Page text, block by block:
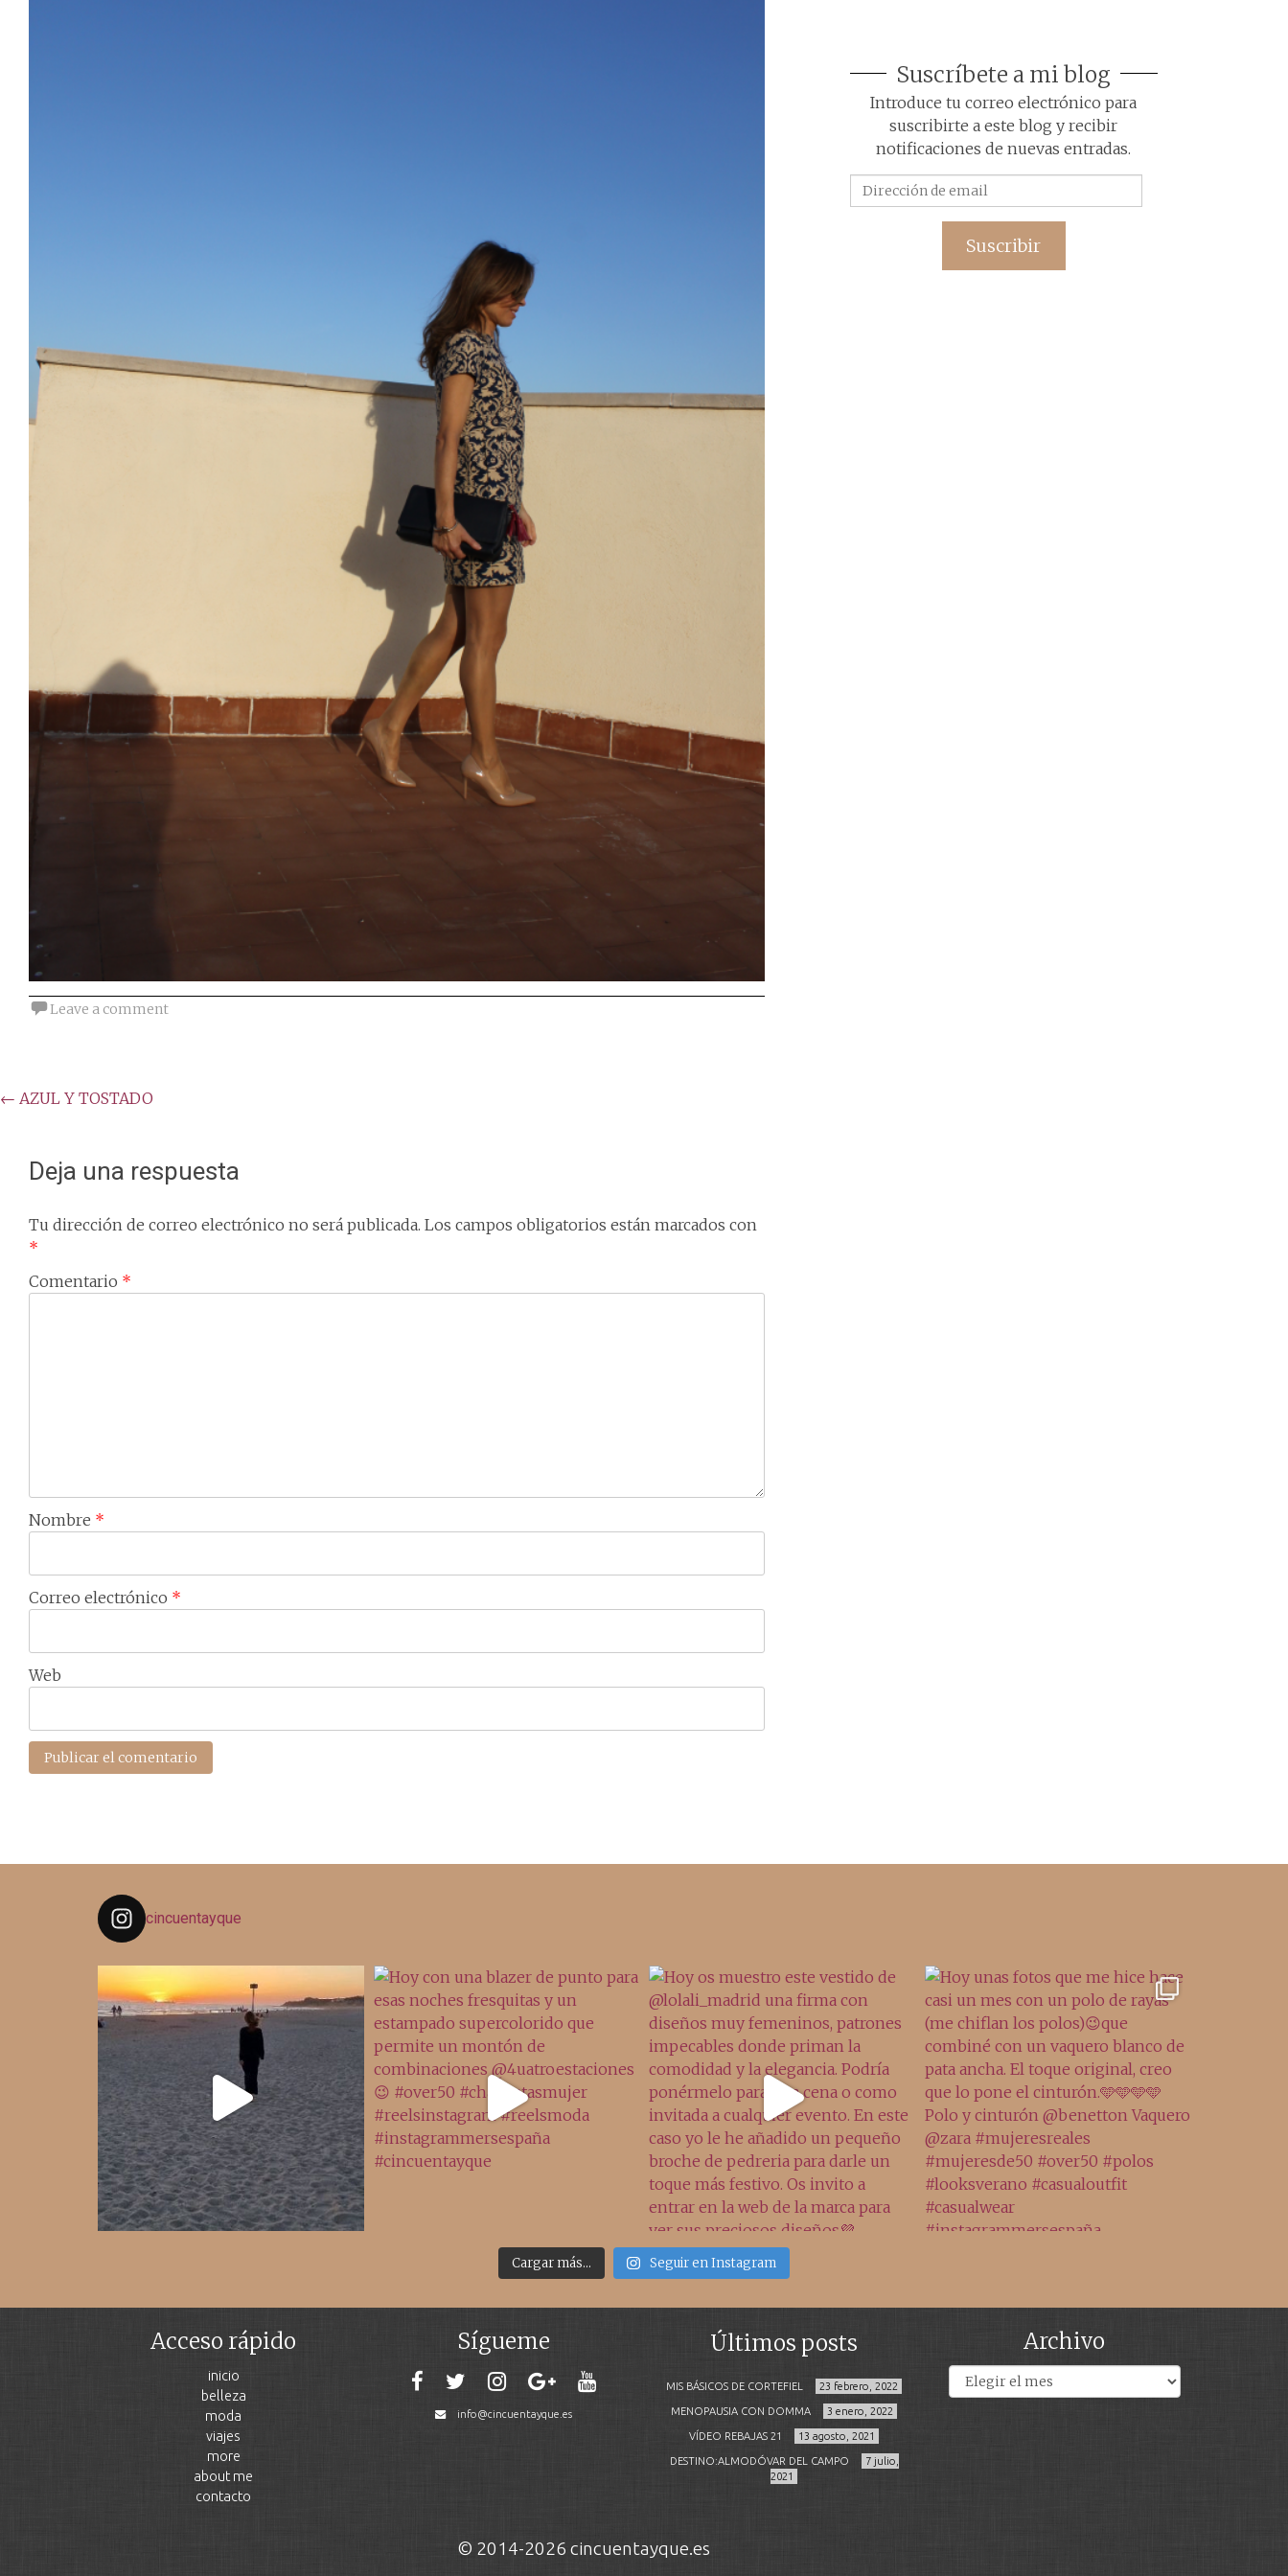
Leave a comment
Post
← AZUL Y TOSTADO
Deja una respuesta
Tu dirección de correo electrónico no será publicada. Los campos obligatorios están marcados con
*
Comentario *
Nombre *
Correo electrónico *
Web
Suscríbete a mi blog
Introduce tu correo electrónico para
suscribirte a este blog y recibir
notificaciones de nuevas entradas.
de
Suscribir
cincuentayque
Cargar más... Seguir en Instagram
Acceso rápido
inicio
belleza
moda
viajes
more
about me
contacto
Sígueme
info@cincuentayque.es
Últimos posts
MIS BÁSICOS DE CORTEFIEL 23 febrero, 2022
MENOPAUSIA CON DOMMA 3 enero, 2022
VÍDEO REBAJAS 21 13 agosto, 2021
DESTINO:ALMODÓVAR DEL CAMPO
7 julio,
2021
Archivo
© 2014-2026 cincuentayque.es